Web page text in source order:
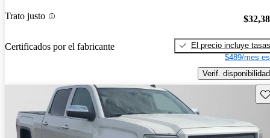
Trato justo
Certificados por el fabricante
El precio incluye tasas
$489/mes
Verif. disponibilidad